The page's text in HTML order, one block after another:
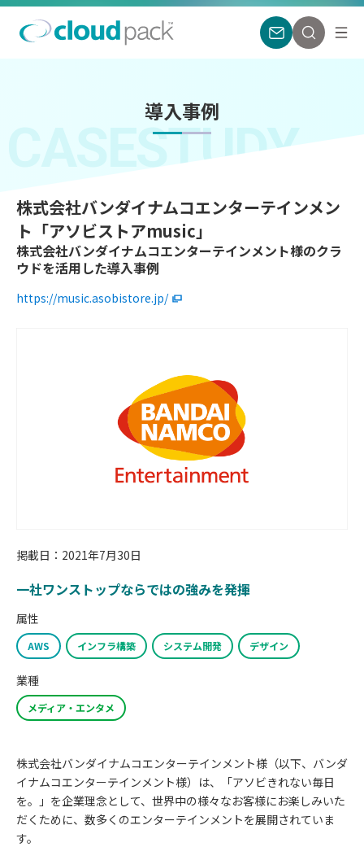
導入事例
CASESTUDY
株式会社バンダイナムコエンターテインメン
ト「アソビストアmusic」
株式会社バンダイナムコエンターテインメント様のクラ
ウドを活用した導入事例
https://music.asobistore.jp/
掲載日：2021年7月30日
一社ワンストップならではの強みを発揮
属性
AWS インフラ構築 システム開発 デザイン
業種
メディア・エンタメ
株式会社バンダイナムコエンターテインメント様（以下、バンダ
イナムコエンターテインメント様）は、「アソビきれない毎日
を。」を企業理念として、世界中の様々なお客様にお楽しみいた
だくために、数多くのエンターテインメントを展開されていま
す。